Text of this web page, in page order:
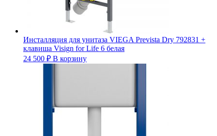
Инсталляция для унитаза VIEGA Prevista Dry 792831 +
клавиша Visign for Life 6 белая
24 500 ₽ В корзину